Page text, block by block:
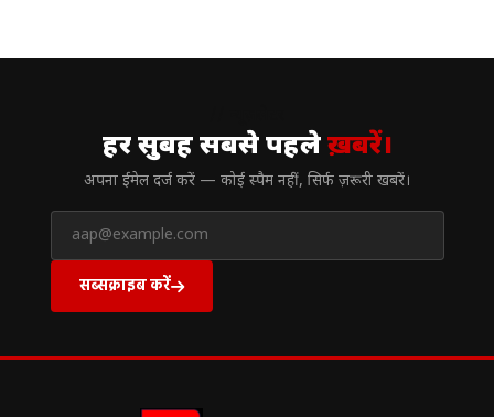
हर सुबह सबसे पहलेख़बरें।
अपना ईमेल दर्ज करें — कोई स्पैम नहीं, सिर्फ ज़रूरी खबरें।
सब्सक्राइब करें